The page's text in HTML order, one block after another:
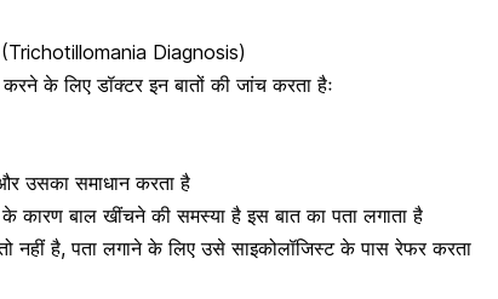
(Trichotillomania Diagnosis)
करने के लिए डॉक्टर इन बातों की जांच करता हैः
उसका समाधान करता है
कारण बाल खींचने की समस्या है इस बात का पता लगाता है
नहीं है, पता लगाने के लिए उसे साइकोलॉजिस्ट के पास रेफर करता